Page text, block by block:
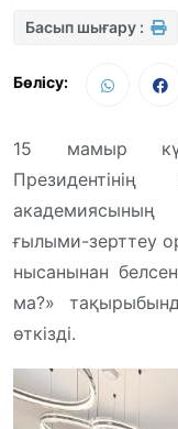
Басып шығару :
Бөлісу:
15 мамыр
ғылыми-зерттеу
нысанынан
ма?»
өткізді.